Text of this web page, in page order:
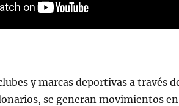
y marcas deportivas a través
se generan movimientos